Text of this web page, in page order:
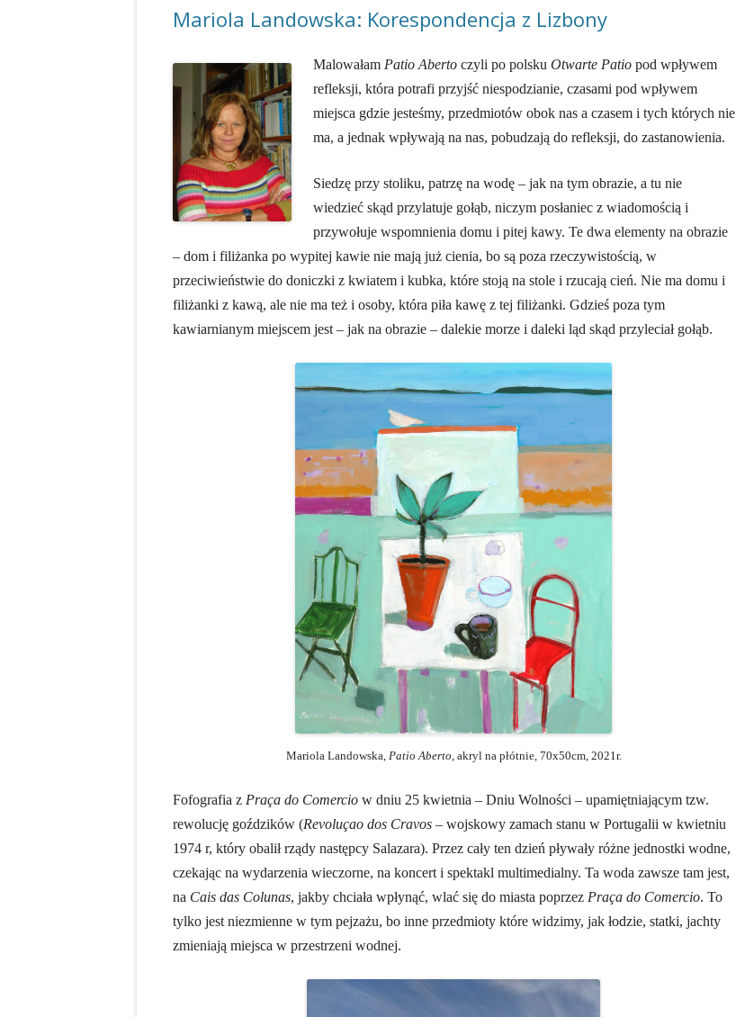
Mariola Landowska: Korespondencja z Lizbony
Malowałam Patio Aberto czyli po polsku Otwarte Patio pod wpływem
refleksji, która potrafi przyjść niespodzianie, czasami pod wpływem
miejsca gdzie jesteśmy, przedmiotów obok nas a czasem i tych których nie
ma, a jednak wpływają na nas, pobudzają do refleksji, do zastanowienia.
Siedzę przy stoliku, patrzę na wodę – jak na tym obrazie, a tu nie
wiedzieć skąd przylatuje gołąb, niczym posłaniec z wiadomością i
przywołuje wspomnienia domu i pitej kawy. Te dwa elementy na obrazie
– dom i filiżanka po wypitej kawie nie mają już cienia, bo są poza rzeczywistością, w
przeciwieństwie do doniczki z kwiatem i kubka, które stoją na stole i rzucają cień. Nie ma domu i
filiżanki z kawą, ale nie ma też i osoby, która piła kawę z tej filiżanki. Gdzieś poza tym
kawiarnianym miejscem jest – jak na obrazie – dalekie morze i daleki ląd skąd przyleciał gołąb.
Mariola Landowska, Patio Aberto, akryl na płótnie, 70x50cm, 2021r.
Fofografia z Praça do Comercio w dniu 25 kwietnia – Dniu Wolności – upamiętniającym tzw.
rewolucję goździków (Revoluçao dos Cravos – wojskowy zamach stanu w Portugalii w kwietniu
1974 r, który obalił rządy następcy Salazara). Przez cały ten dzień pływały różne jednostki wodne,
czekając na wydarzenia wieczorne, na koncert i spektakl multimedialny. Ta woda zawsze tam jest,
na Cais das Colunas, jakby chciała wpłynąć, wlać się do miasta poprzez Praça do Comercio. To
tylko jest niezmienne w tym pejzażu, bo inne przedmioty które widzimy, jak łodzie, statki, jachty
zmieniają miejsca w przestrzeni wodnej.